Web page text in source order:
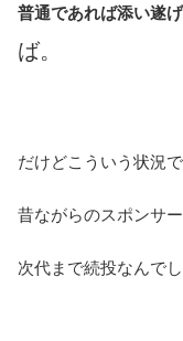
普通であれば添い遂
ば。
だけどこういう状況で
昔ながらのスポンサ
次代まで続投なんで